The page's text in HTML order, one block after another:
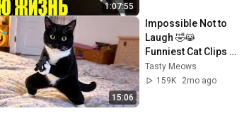
1:07:55
15:06
Impossible Not to
Laugh 🤣😹
Funniest Cat Clips
2026
Tasty Meows
159K
2mo ago